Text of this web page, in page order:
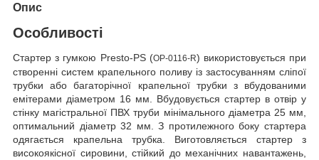
Опис
Особливості
Стартер з гумкою Presto-PS (OP-0116-R) використовується при
створенні систем крапельного поливу із застосуванням сліпої
трубки або багаторічної крапельної трубки з вбудованими
емітерами діаметром 16 мм. Вбудовується стартер в отвір у
стінку магістральної ПВХ труби мінімального діаметра 25 мм,
оптимальний діаметр 32 мм. З протилежного боку стартера
одягається крапельна трубка. Виготовляється стартер з
високоякісної сировини, стійкий до механічних навантажень,